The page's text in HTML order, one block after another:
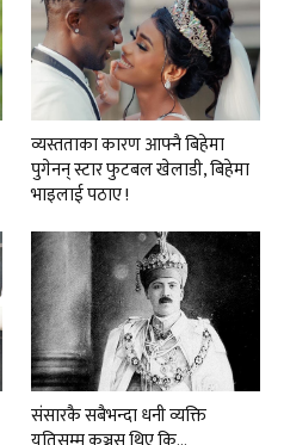
व्यस्तताका कारण आफ्नै बिहेमा
पुगेनन् स्टार फुटबल खेलाडी, बिहेमा
भाइलाई पठाए !
संसारकै सबैभन्दा धनी व्यक्ति